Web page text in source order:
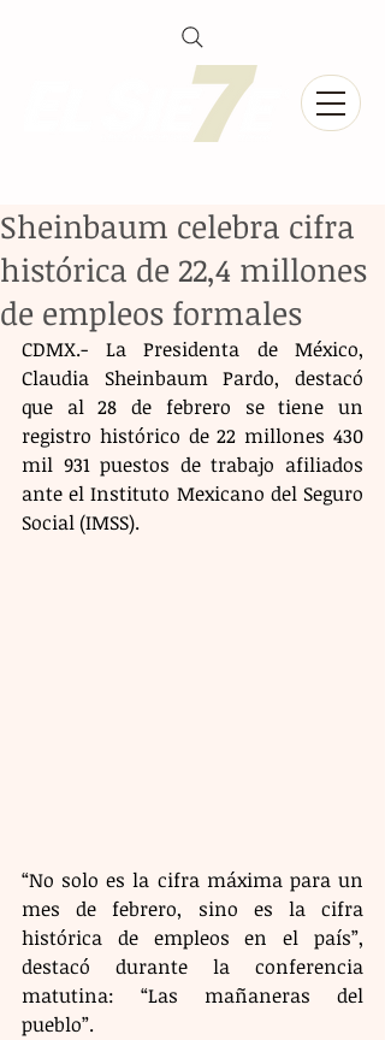
Sheinbaum celebra cifra
histórica de 22,4 millones
de empleos formales
CDMX.- La Presidenta de México,
Claudia Sheinbaum Pardo, destacó
que al 28 de febrero se tiene un
registro histórico de 22 millones 430
mil 931 puestos de trabajo afiliados
ante el Instituto Mexicano del Seguro
Social (IMSS).
“No solo es la cifra máxima para un
mes de febrero, sino es la cifra
histórica de empleos en el país”,
destacó durante la conferencia
matutina: “Las mañaneras del
pueblo”.